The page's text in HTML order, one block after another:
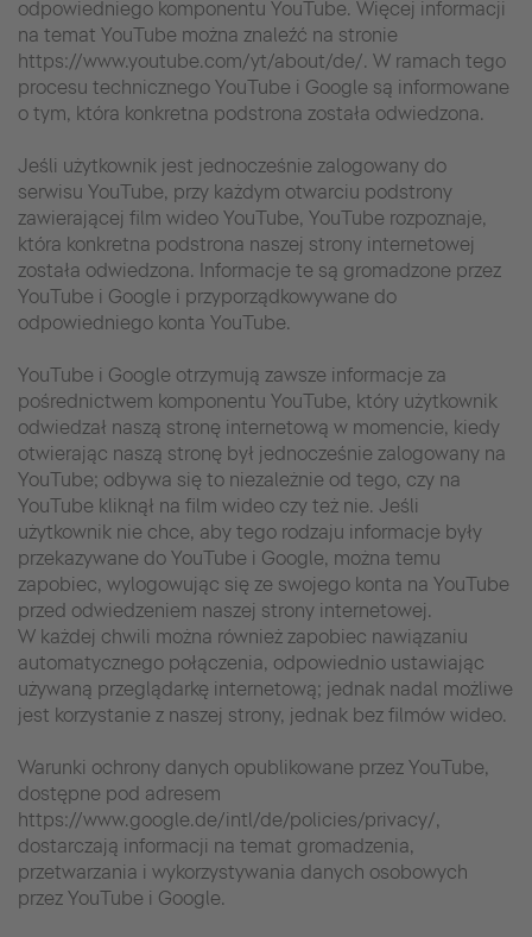
odpowiedniego komponentu YouTube. Więcej informacji
na temat YouTube można znaleźć na stronie
https://www.youtube.com/yt/about/de/. W ramach tego
procesu technicznego YouTube i Google są informowane
o tym, która konkretna podstrona została odwiedzona.
Jeśli użytkownik jest jednocześnie zalogowany do
serwisu YouTube, przy każdym otwarciu podstrony
zawierającej film wideo YouTube, YouTube rozpoznaje,
która konkretna podstrona naszej strony internetowej
została odwiedzona. Informacje te są gromadzone przez
YouTube i Google i przyporządkowywane do
odpowiedniego konta YouTube.
YouTube i Google otrzymują zawsze informacje za
pośrednictwem komponentu YouTube, który użytkownik
odwiedzał naszą stronę internetową w momencie, kiedy
otwierając naszą stronę był jednocześnie zalogowany na
YouTube; odbywa się to niezależnie od tego, czy na
YouTube kliknął na film wideo czy też nie. Jeśli
użytkownik nie chce, aby tego rodzaju informacje były
przekazywane do YouTube i Google, można temu
zapobiec, wylogowując się ze swojego konta na YouTube
przed odwiedzeniem naszej strony internetowej.
W każdej chwili można również zapobiec nawiązaniu
automatycznego połączenia, odpowiednio ustawiając
używaną przeglądarkę internetową; jednak nadal możliwe
jest korzystanie z naszej strony, jednak bez filmów wideo.
Warunki ochrony danych opublikowane przez YouTube,
dostępne pod adresem
https://www.google.de/intl/de/policies/privacy/,
dostarczają informacji na temat gromadzenia,
przetwarzania i wykorzystywania danych osobowych
przez YouTube i Google.